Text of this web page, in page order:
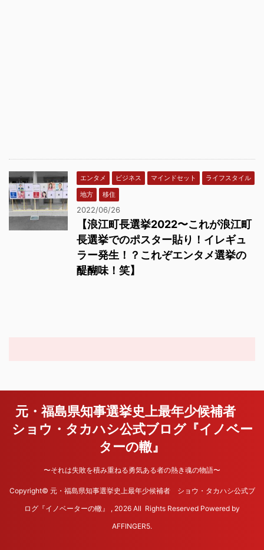
エンタメ ビジネス マインドセット
ライフスタイル
地方
移住
2022/06/26
【浪江町長選挙2022〜これが浪江町
長選挙でのポスター貼り！イレギュ
ラー発生！？これぞエンタメ選挙の
醍醐味！笑】
元・福島県知事選挙史上最年少候補者
ショウ・タカハシ公式ブログ『イノベー
ターの轍』
〜それは失敗を積み重ねる勇気ある者の熱き魂の物語〜
Copyright© 元・福島県知事選挙史上最年少候補者 ショウ・タカハシ公式ブ
ログ『イノベーターの轍』 , 2026 All Rights Reserved Powered by
AFFINGER5.